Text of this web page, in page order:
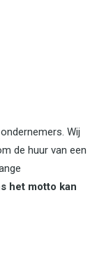
Wij
de huur van een
het motto kan